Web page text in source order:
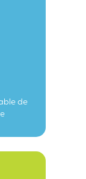
de